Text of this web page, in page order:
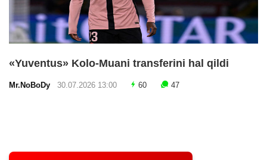
«Yuventus» Kolo-Muani transferini hal qildi
Mr.NoBoDy 30.07.2026 13:00 60 47